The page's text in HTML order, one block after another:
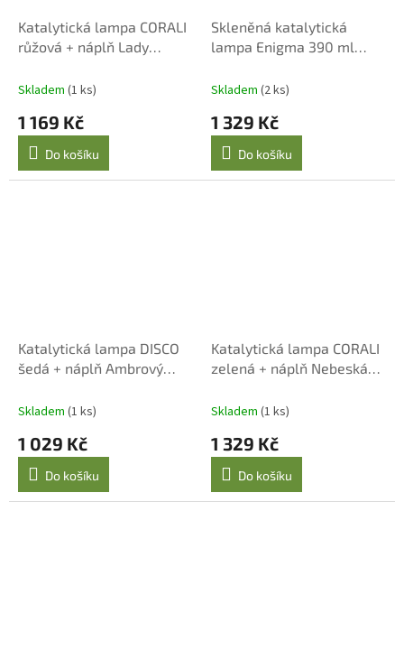
Katalytická lampa CORALI
růžová + náplň Lady
Skladem (1 ks)
1 169 Kč
Do košíku
Skleněná katalytická
lampa Enigma 390 ml
Skladem (2 ks)
1 329 Kč
Do košíku
Katalytická lampa DISCO
šedá + náplň Ambrový
Skladem (1 ks)
1 029 Kč
Do košíku
Katalytická lampa CORALI
zelená + náplň Nebeská
Skladem (1 ks)
1 329 Kč
Do košíku